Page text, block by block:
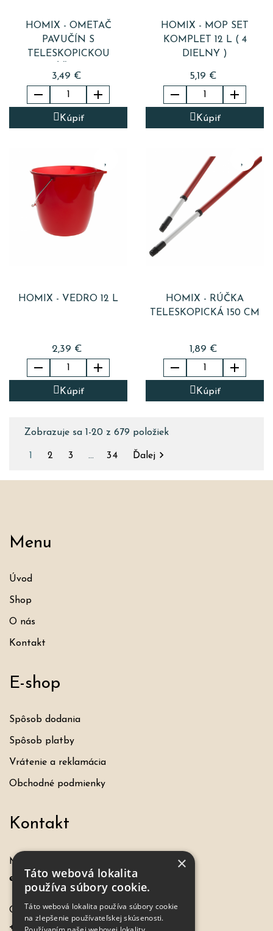
HOMIX - OMETAČ
PAVUČÍN S
TELESKOPICKOU
3,49 €
 
Kúpiť
HOMIX - MOP SET
KOMPLET 12 L ( 4
DIELNY )
5,19 €
 
Kúpiť
HOMIX - VEDRO 12 L
2,39 €
 
Kúpiť
HOMIX - RÚČKA
TELESKOPICKÁ 150 CM
1,89 €
 
Kúpiť
Zobrazuje sa 1-20 z 679 položiek
1 2 3 … 34 Ďalej 
Menu
Úvod
Shop
O nás
Kontakt
E-shop
Spôsob dodania
Spôsob platby
Vrátenie a reklamácia
Obchodné podmienky
Kontakt
Máte otázku, požiadavku?
eshop@hochel.sk
Objednávky:
+421 917 649 198
×
Táto webová lokalita
používa súbory cookie.
Táto webová lokalita používa súbory cookie
na zlepšenie používateľskej skúsenosti.